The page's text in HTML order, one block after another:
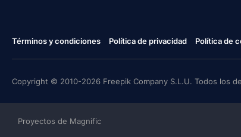
Términos y condiciones Política de privacidad Política de
Copyright © 2010-2026 Freepik Company S.L.U. Todos los
Proyectos de Magnific